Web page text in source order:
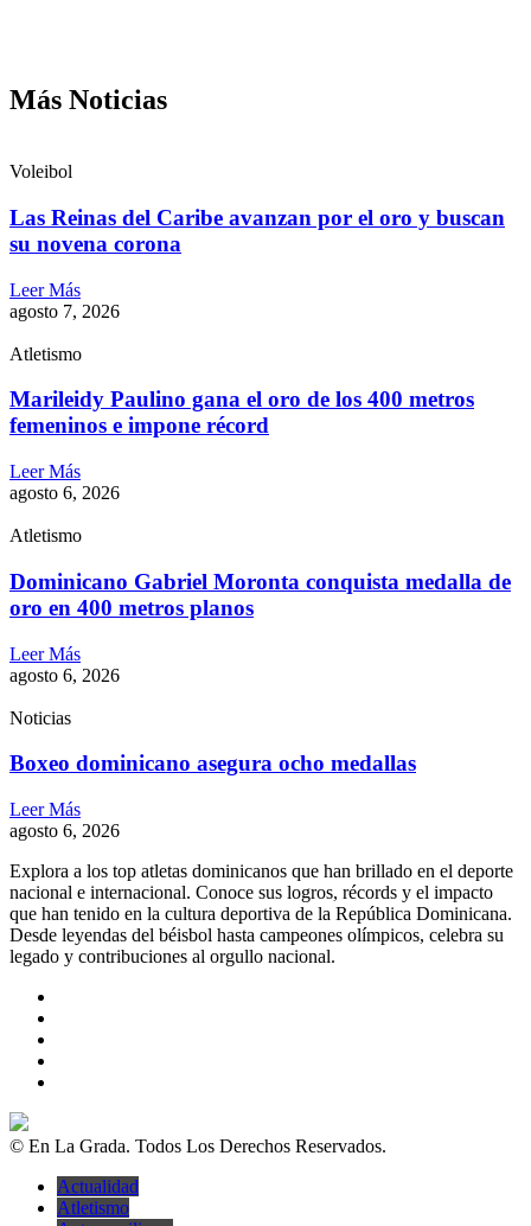
Más Noticias
Voleibol
Las Reinas del Caribe avanzan por el oro y buscan
su novena corona
Leer Más
agosto 7, 2026
Atletismo
Marileidy Paulino gana el oro de los 400 metros
femeninos e impone récord
Leer Más
agosto 6, 2026
Atletismo
Dominicano Gabriel Moronta conquista medalla de
oro en 400 metros planos
Leer Más
agosto 6, 2026
Noticias
Boxeo dominicano asegura ocho medallas
Leer Más
agosto 6, 2026
Explora a los top atletas dominicanos que han brillado en el deporte
nacional e internacional. Conoce sus logros, récords y el impacto
que han tenido en la cultura deportiva de la República Dominicana.
Desde leyendas del béisbol hasta campeones olímpicos, celebra su
legado y contribuciones al orgullo nacional.
© En La Grada. Todos Los Derechos Reservados.
Actualidad
Atletismo